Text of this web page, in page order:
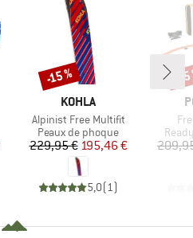
MARQUE
KOHLA
Article
Alpinist Free Multifit
Product group
Peaux de phoque
Prix
229,95 €Prix réduit
195,46 €
5,0( 1)
Remise
-15 % -